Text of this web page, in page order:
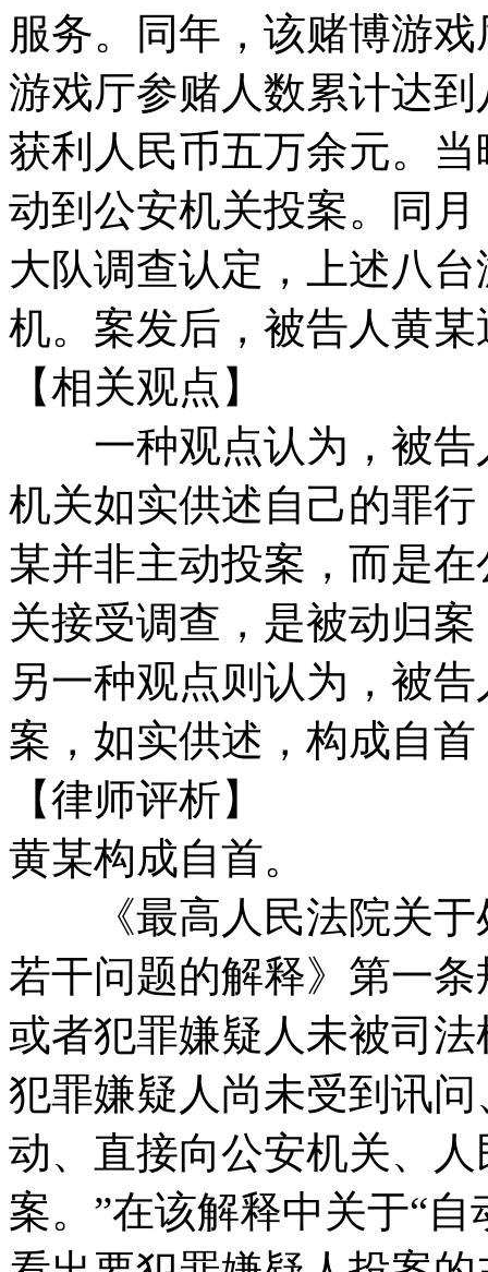
服务。同年，该赌博游
游戏厅参赌人数累计达
获利人民币五万余元。
动到公安机关投案。同
大队调查认定，上述八
机。案发后，被告人黄
【相关观点】
一种观点认为，被告
机关如实供述自己的罪
某并非主动投案，而是
关接受调查，是被动归
另一种观点则认为，被
案，如实供述，构成自首
【律师评析】
黄某构成自首。
《最高人民法院关于
若干问题的解释》第一
或者犯罪嫌疑人未被司
犯罪嫌疑人尚未受到讯
动、直接向公安机关、
案。”在该解释中关于“